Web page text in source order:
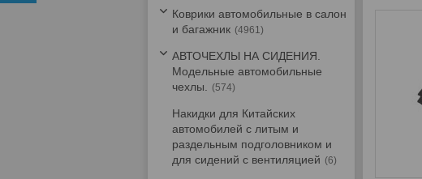
Коврики автомобильные в салон
и багажник
4961
АВТОЧЕХЛЫ НА СИДЕНИЯ.
Модельные автомобильные
чехлы.
574
Накидки для Китайских
автомобилей с литым и
раздельным подголовником и
для сидений с вентиляцией
6